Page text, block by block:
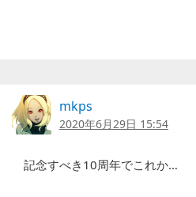
mkps
2020年6月29日 15:54
記念すべき10周年でこれか…